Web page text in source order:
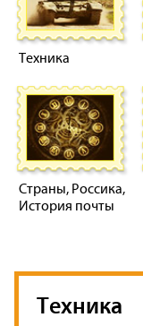
Техника
Страны, Россика,
История почты
Техника